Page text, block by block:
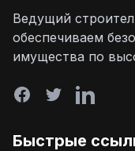
Ведущий
обеспечиваем
имущества по
Быстрые